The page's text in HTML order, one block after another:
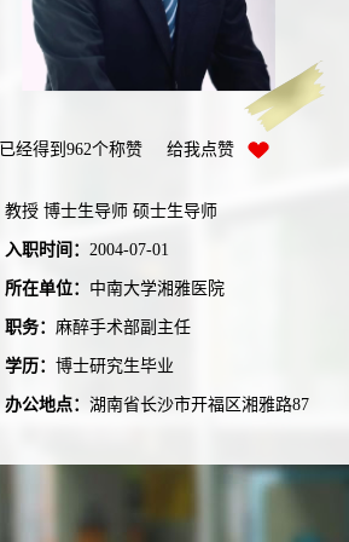
已经得到 962个称赞 给我点赞
教授 博士生导师 硕士生导师
入职时间： 2004-07-01
所在单位： 中南大学湘雅医院
职务： 麻醉手术部副主任
学历： 博士研究生毕业
办公地点： 湖南省长沙市开福区湘雅路87
TEL：0731-84327413